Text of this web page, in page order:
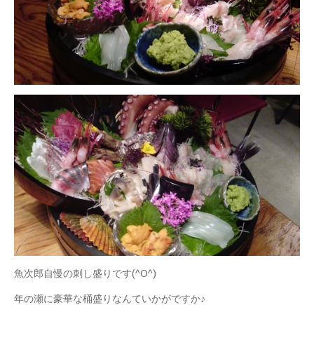
魚次郎自慢の刺し盛りです(^O^)
年の瀬に豪華な桶盛りなんていかがですか♪